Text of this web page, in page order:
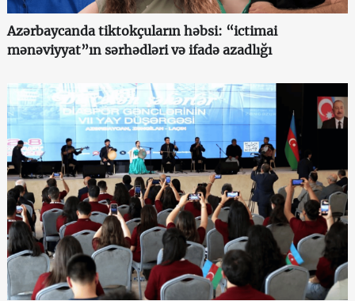
Azərbaycanda tiktokçuların həbsi: “ictimai
mənəviyyat”ın sərhədləri və ifadə azadlığı